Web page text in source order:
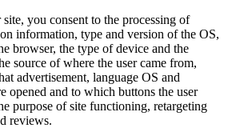
you consent to the processing of
information, type and version of the OS,
browser, the type of device and the
source of where the user came from,
advertisement, language OS and
opened and to which buttons the user
purpose of site functioning, retargeting
reviews.